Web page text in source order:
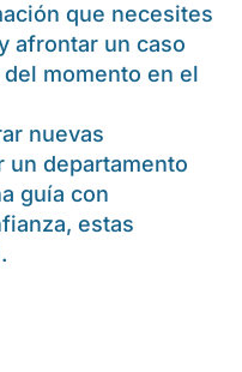
que necesites
afrontar un caso
momento en el
nuevas
un departamento
guía con
estas